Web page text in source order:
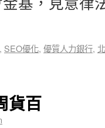
, SEO優化, 優質人力銀行,
貨百